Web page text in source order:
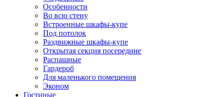
Особенности
Во всю стену
Встроенные шкафы-купе
Под потолок
Раздвижные шкафы-купе
Открытая секция посередине
Распашные
Гардероб
Для маленького помещения
Эконом
Гостиные